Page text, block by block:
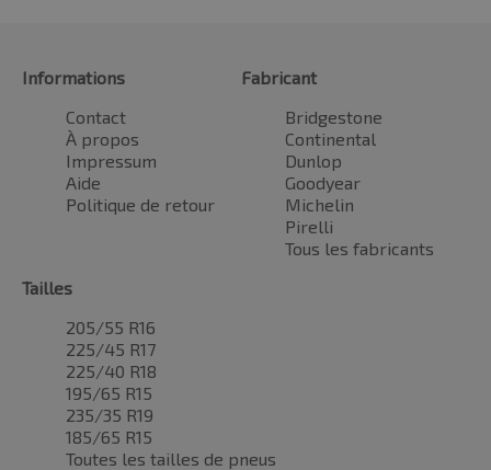
Informations
Contact
À propos
Impressum
Aide
Politique de retour
Fabricant
Bridgestone
Continental
Dunlop
Goodyear
Michelin
Pirelli
Tous les fabricants
Tailles
205/55 R16
225/45 R17
225/40 R18
195/65 R15
235/35 R19
185/65 R15
Toutes les tailles de pneus